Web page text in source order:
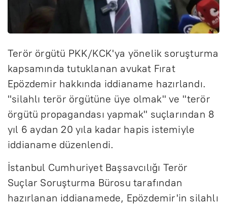
Terör örgütü PKK/KCK'ya yönelik soruşturma
kapsamında tutuklanan avukat Fırat
Epözdemir hakkında iddianame hazırlandı.
"silahlı terör örgütüne üye olmak" ve "terör
örgütü propagandası yapmak" suçlarından 8
yıl 6 aydan 20 yıla kadar hapis istemiyle
iddianame düzenlendi.
İstanbul Cumhuriyet Başsavcılığı Terör
Suçlar Soruşturma Bürosu tarafından
hazırlanan iddianamede, Epözdemir'in silahlı